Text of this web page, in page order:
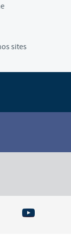
sites